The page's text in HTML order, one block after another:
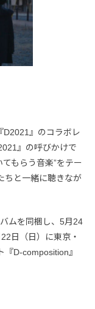
D2021』のコラボレ
』の呼びかけで
もらう音楽”をテー
ちと一緒に聴きなが
ムを同梱し、5月24
日（日）に東京・
D-composition』